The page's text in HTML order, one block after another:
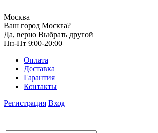
Москва
Ваш город Москва?
Да, верно Выбрать другой
Пн-Пт 9:00-20:00
Оплата
Доставка
Гарантия
Контакты
Регистрация Вход